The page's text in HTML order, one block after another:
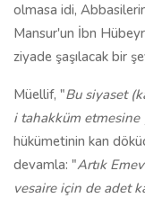
olmasa idi,
Mansur'un İbn
ziyade şaşılacak bir
Müellif, "Bu siyaset
i tahakküm etmesine
hükümetinin kan
devamla: "Artık
vesaire için de adet